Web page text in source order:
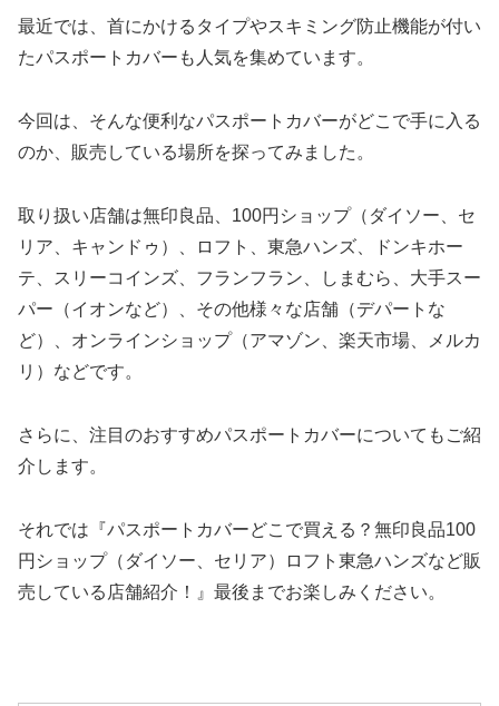
最近では、首にかけるタイプやスキミング防止機能が付い
たパスポートカバーも人気を集めています。
今回は、そんな便利なパスポートカバーがどこで手に入る
のか、販売している場所を探ってみました。
取り扱い店舗は無印良品、100円ショップ（ダイソー、セ
リア、キャンドゥ）、ロフト、東急ハンズ、ドンキホー
テ、スリーコインズ、フランフラン、しまむら、大手スー
パー（イオンなど）、その他様々な店舗（デパートな
ど）、オンラインショップ（アマゾン、楽天市場、メルカ
リ）などです。
さらに、注目のおすすめパスポートカバーについてもご紹
介します。
それでは『パスポートカバーどこで買える？無印良品100
円ショップ（ダイソー、セリア）ロフト東急ハンズなど販
売している店舗紹介！』最後までお楽しみください。